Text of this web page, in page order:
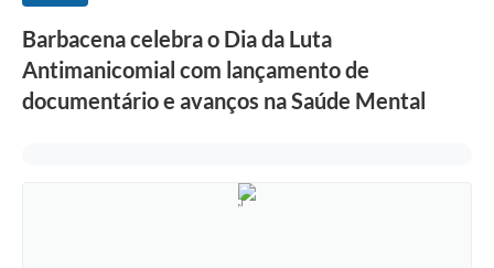
Serviços
Visite Barbacena
Barbacena celebra o Dia da Luta
Antimanicomial com lançamento de
documentário e avanços na Saúde Mental